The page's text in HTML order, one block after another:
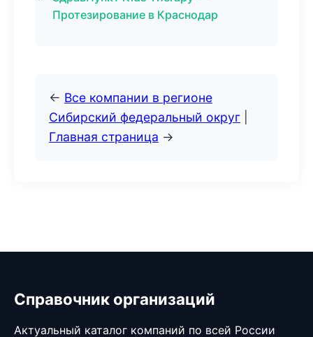
Протезирование в Краснодар
← Все компании в регионе
Сибирский федеральный округ
Главная страница →
Справочник организаций
Актуальный каталог компаний по всей России